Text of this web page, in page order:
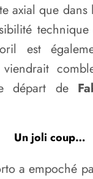
axial que dans
est
départ de
Un joli coup…
a empoché